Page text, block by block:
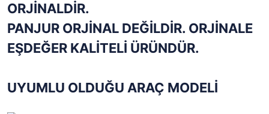
ORJİNALDİR.
PANJUR ORJİNAL DEĞİLDİR. ORJİNALE
EŞDEĞER KALİTELİ ÜRÜNDÜR.
UYUMLU OLDUĞU ARAÇ MODELİ